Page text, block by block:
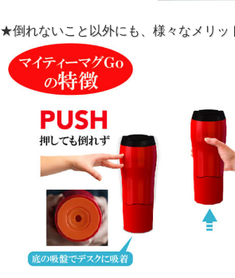
★倒れないこと以外にも、様々なメリ